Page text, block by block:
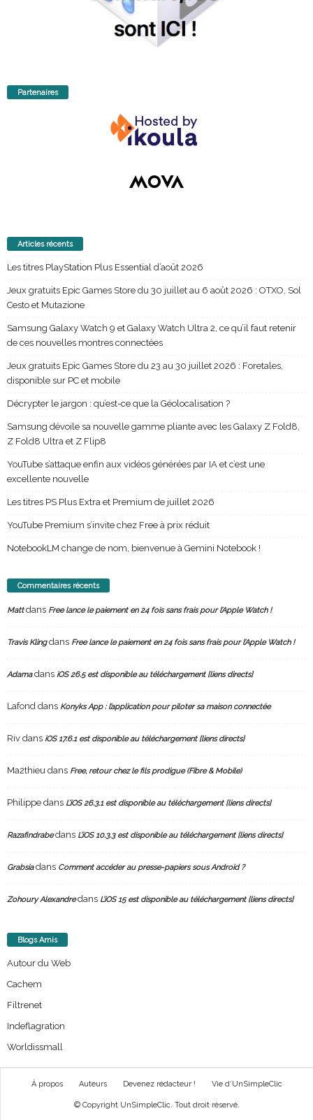
Partenaires
Articles récents
Les titres PlayStation Plus Essential d’août 2026
Jeux gratuits Epic Games Store du 30 juillet au 6 août 2026 : OTXO, Sol
Cesto et Mutazione
Samsung Galaxy Watch 9 et Galaxy Watch Ultra 2, ce qu’il faut retenir
de ces nouvelles montres connectées
Jeux gratuits Epic Games Store du 23 au 30 juillet 2026 : Foretales,
disponible sur PC et mobile
Décrypter le jargon : qu’est-ce que la Géolocalisation ?
Samsung dévoile sa nouvelle gamme pliante avec les Galaxy Z Fold8,
Z Fold8 Ultra et Z Flip8
YouTube s’attaque enfin aux vidéos générées par IA et c’est une
excellente nouvelle
Les titres PS Plus Extra et Premium de juillet 2026
YouTube Premium s’invite chez Free à prix réduit
NotebookLM change de nom, bienvenue à Gemini Notebook !
Commentaires récents
Mattdans Free lance le paiement en 24 fois sans frais pour l’Apple Watch !
Travis Klingdans Free lance le paiement en 24 fois sans frais pour l’Apple Watch !
Adamadans iOS 26.5 est disponible au téléchargement [liens directs]
Lafond dans Konyks App : l’application pour piloter sa maison connectée
Riv dans iOS 17.6.1 est disponible au téléchargement [liens directs]
Ma2thieu dans Free, retour chez le fils prodigue (Fibre & Mobile)
Philippe dans L’iOS 26.3.1 est disponible au téléchargement [liens directs]
Razafindrabedans L’iOS 10.3.3 est disponible au téléchargement [liens directs]
Grabsiadans Comment accéder au presse-papiers sous Android ?
Zohoury Alexandredans L’iOS 15 est disponible au téléchargement [liens directs]
Blogs Amis
Autour du Web
Cachem
Filtrenet
Indeflagration
Worldissmall
À propos Auteurs Devenez rédacteur ! Vie d’UnSimpleClic
© Copyright UnSimpleClic. Tout droit réservé.